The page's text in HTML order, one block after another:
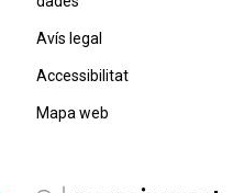
Avís legal
Accessibilitat
Mapa web